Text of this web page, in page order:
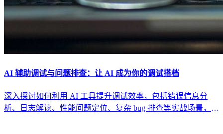
AI 辅助调试与问题排查：让 AI 成为你的调试搭档
深入探讨如何利用 AI 工具提升调试效率，包括错误信息分
析、日志解读、性能问题定位、复杂 bug 排查等实战场景，构